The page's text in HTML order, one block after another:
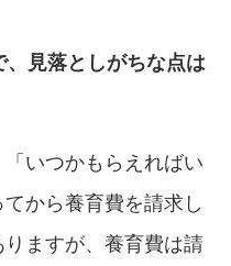
見落としがちな点は
いつかもらえればい
から養育費を請求し
ますが、養育費は請